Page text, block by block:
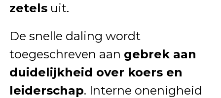
zetelsuit.
De snelle daling wordt
toegeschreven aan gebrek aan
duidelijkheid over koers en
leiderschap. Interne onenigheid